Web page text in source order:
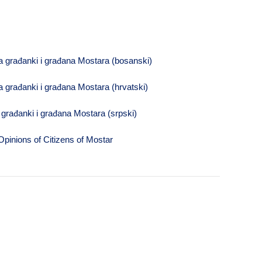
građanki i građana Mostara (bosanski)
građanki i građana Mostara (hrvatski)
i građana Mostara (srpski)
of Citizens of Mostar